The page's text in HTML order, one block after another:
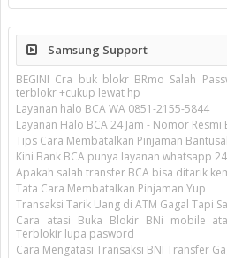
Samsung Support
BEGINI Cra buk blokr BRmo Salah
terblokr +cukup lewat hp
Layanan halo BCA WA 0851-2155-5844
Layanan Halo BCA 24 Jam - Nomor Resmi
Tips Cara Membatalkan Pinjaman
Kini Bank BCA punya layanan whatsapp
Apakah salah transfer BCA bisa ditarik
Tata Cara Membatalkan Pinjaman Yup
Transaksi Tarik Uang di ATM Gagal Tapi
Cara atasi Buka Blokir BNi mobile
Terblokir lupa pasword
Cara Mengatasi Transaksi BNI Transfer